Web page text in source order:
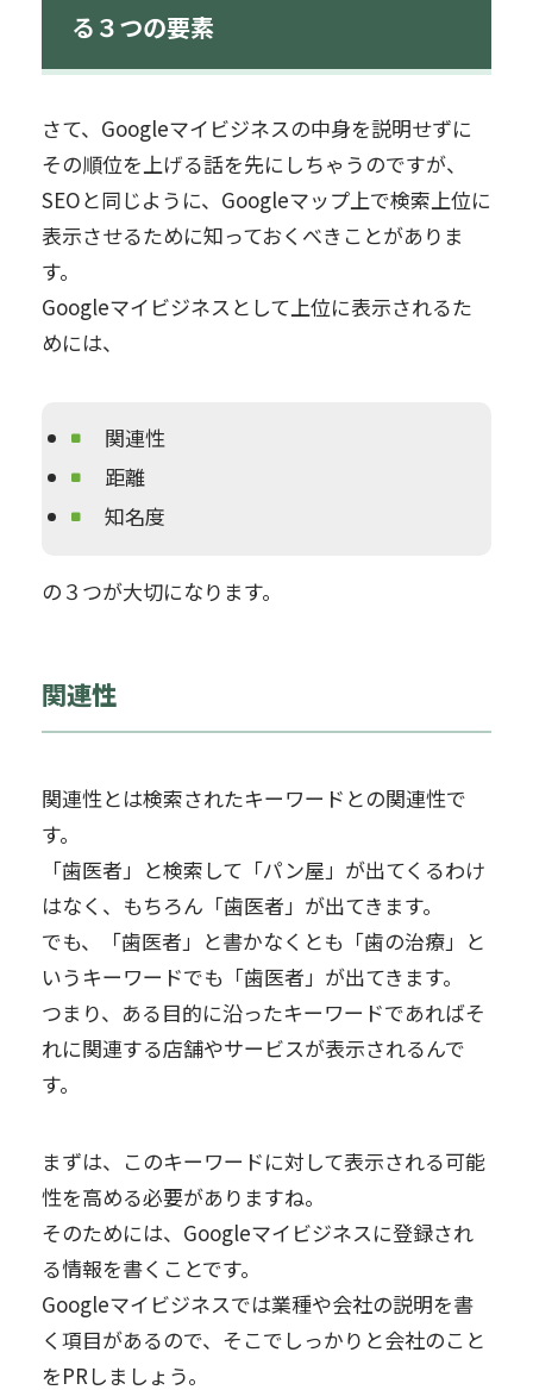
る３つの要素
さて、Googleマイビジネスの中身を説明せずに
その順位を上げる話を先にしちゃうのですが、
SEOと同じように、Googleマップ上で検索上位に
表示させるために知っておくべきことがありま
す。
Googleマイビジネスとして上位に表示されるた
めには、
関連性
距離
知名度
の３つが大切になります。
関連性
関連性とは検索されたキーワードとの関連性で
す。
「歯医者」と検索して「パン屋」が出てくるわけ
はなく、もちろん「歯医者」が出てきます。
でも、「歯医者」と書かなくとも「歯の治療」と
いうキーワードでも「歯医者」が出てきます。
つまり、ある目的に沿ったキーワードであればそ
れに関連する店舗やサービスが表示されるんで
す。
まずは、このキーワードに対して表示される可能
性を高める必要がありますね。
そのためには、Googleマイビジネスに登録され
る情報を書くことです。
Googleマイビジネスでは業種や会社の説明を書
く項目があるので、そこでしっかりと会社のこと
をPRしましょう。